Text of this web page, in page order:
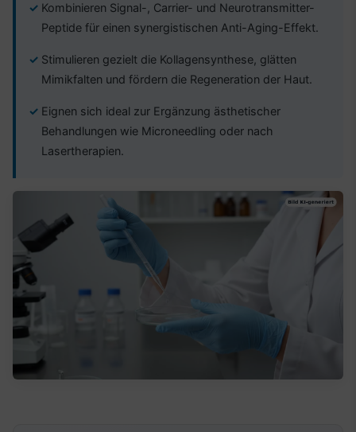
Kombinieren Signal-, Carrier- und Neurotransmitter-
Peptide für einen synergistischen Anti-Aging-Effekt.
Stimulieren gezielt die Kollagensynthese, glätten
Mimikfalten und fördern die Regeneration der Haut.
Eignen sich ideal zur Ergänzung ästhetischer
Behandlungen wie Microneedling oder nach
Lasertherapien.